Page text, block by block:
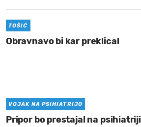
TOŠIĆ
Obravnavo bi kar preklical
VOJAK NA PSIHIATRIJO
Pripor bo prestajal na psihiatriji